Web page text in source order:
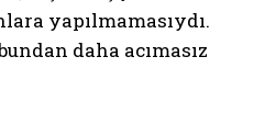
yapılmamasıydı.
daha acımasız